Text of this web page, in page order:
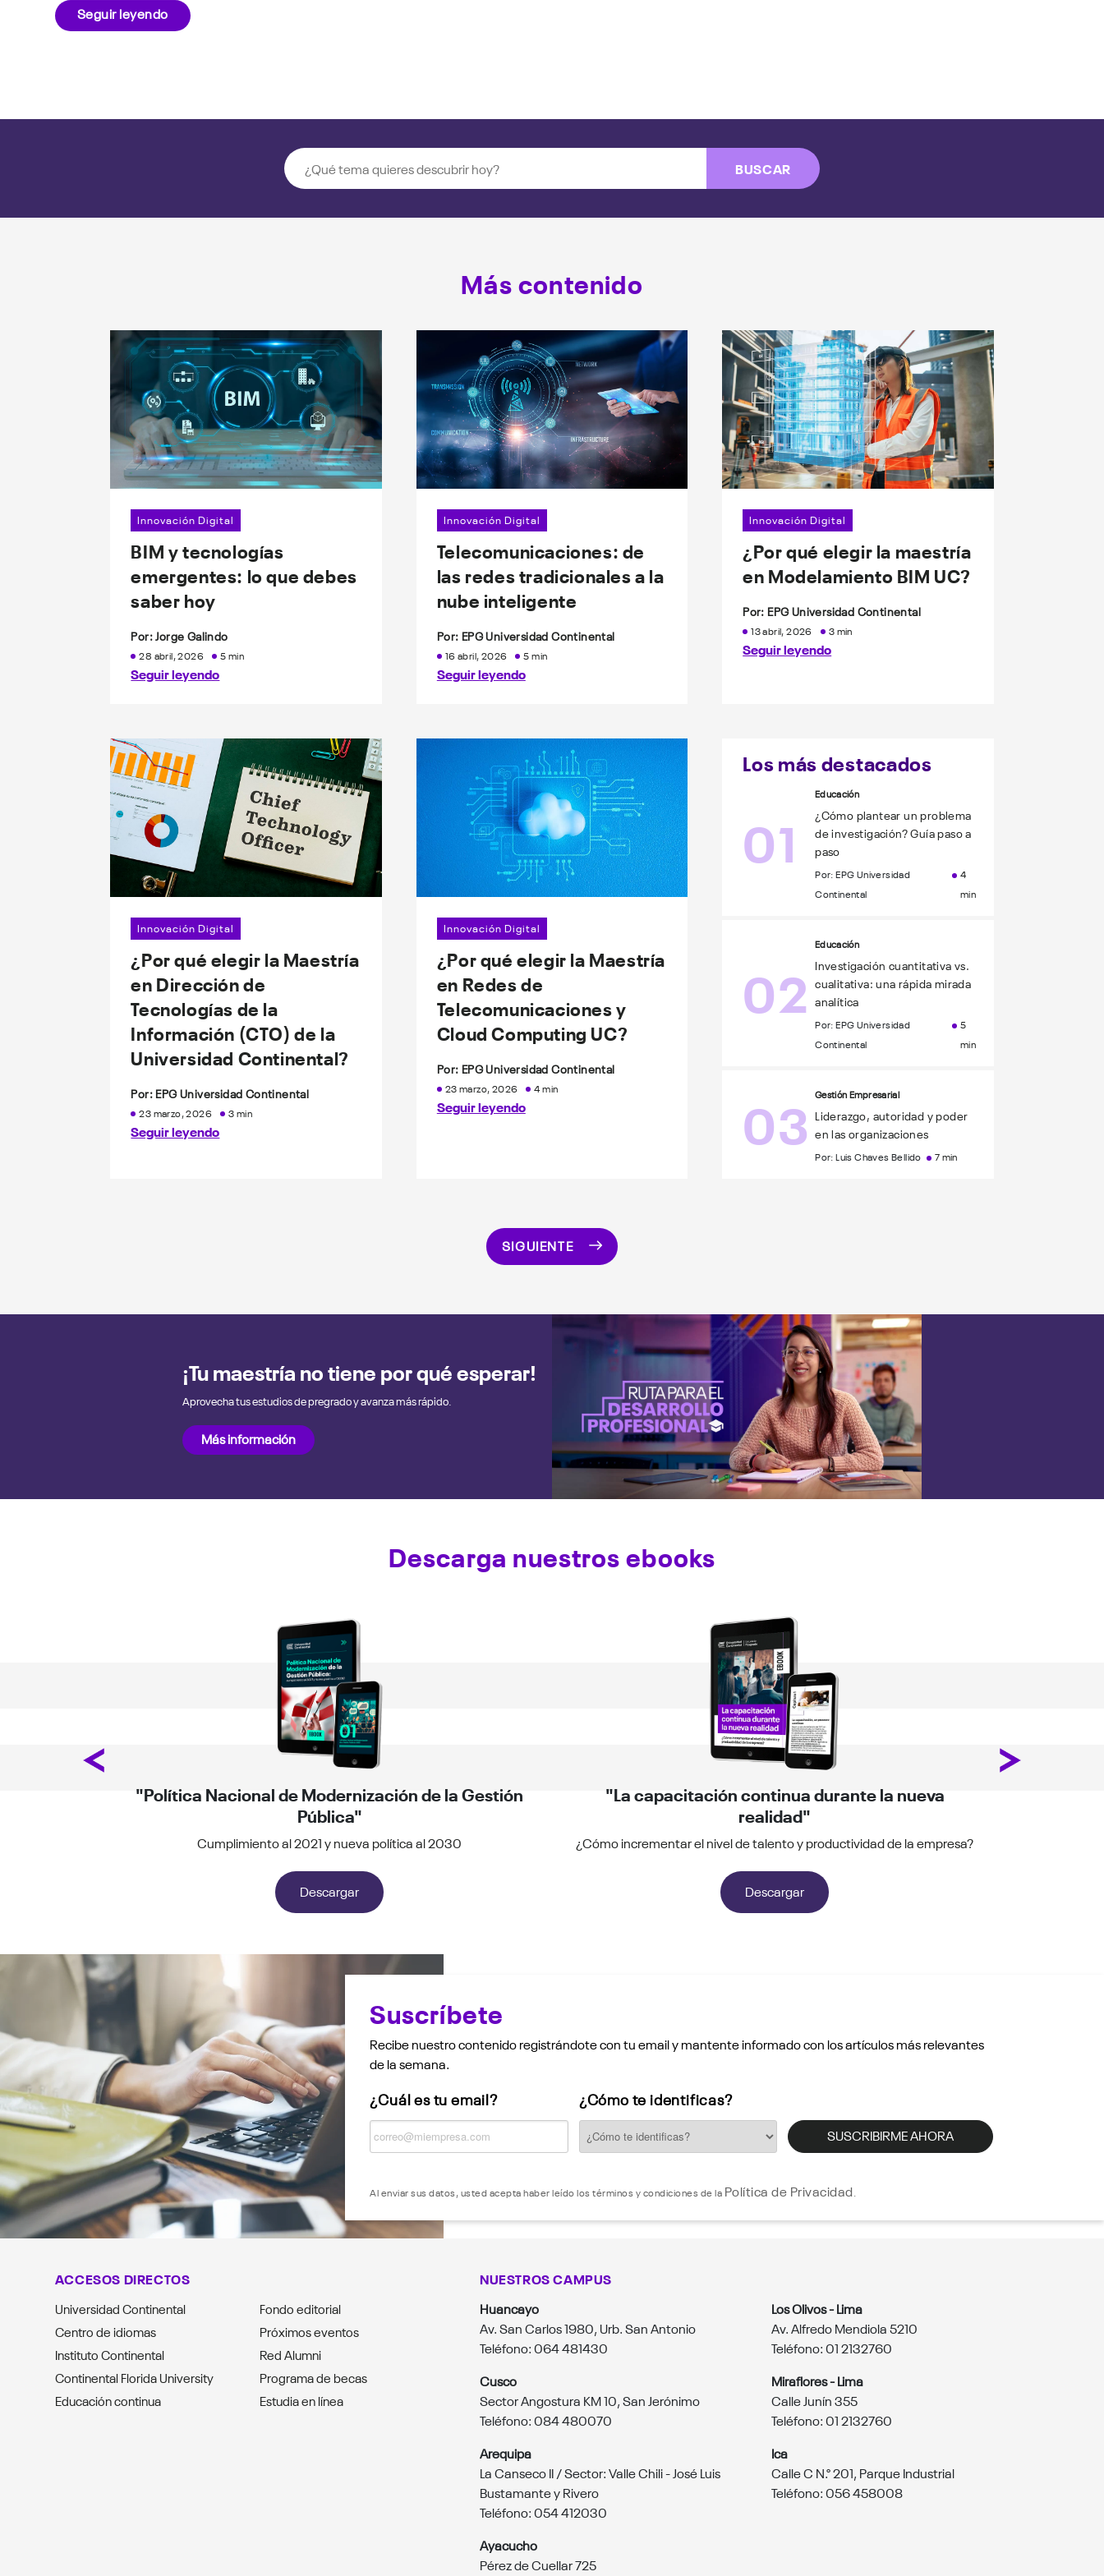
Seguir leyendo
BUSCAR
Más contenido
Innovación Digital
BIM y tecnologías
emergentes: lo que debes
saber hoy
Por: Jorge Galindo
28 abril, 2026 5 min
Seguir leyendo
Innovación Digital
Telecomunicaciones: de
las redes tradicionales a la
nube inteligente
Por: EPG Universidad Continental
16 abril, 2026 5 min
Seguir leyendo
Innovación Digital
¿Por qué elegir la maestría
en Modelamiento BIM UC?
Por: EPG Universidad Continental
13 abril, 2026 3 min
Seguir leyendo
Innovación Digital
¿Por qué elegir la Maestría
en Dirección de
Tecnologías de la
Información (CTO) de la
Universidad Continental?
Por: EPG Universidad Continental
23 marzo, 2026 3 min
Seguir leyendo
Innovación Digital
¿Por qué elegir la Maestría
en Redes de
Telecomunicaciones y
Cloud Computing UC?
Por: EPG Universidad Continental
23 marzo, 2026 4 min
Seguir leyendo
Los más destacados
01
Educación
¿Cómo plantear un problema
de investigación? Guía paso a
paso
Por: EPG Universidad
Continental
4
min
02
Educación
Investigación cuantitativa vs.
cualitativa: una rápida mirada
analítica
Por: EPG Universidad
Continental
5
min
03 Gestión Empresarial
Liderazgo, autoridad y poder
en las organizaciones
Por: Luis Chaves Bellido 7 min
SIGUIENTE
¡Tu maestría no tiene por qué esperar!
Aprovecha tus estudios de pregrado y avanza más rápido.
Más información
Descarga nuestros ebooks
Previous
"Política Nacional de Modernización de la Gestión
Pública"
Cumplimiento al 2021 y nueva política al 2030
Descargar
"La capacitación continua durante la nueva
realidad"
¿Cómo incrementar el nivel de talento y productividad de la empresa?
Descargar
Next
Suscríbete
Recibe nuestro contenido registrándote con tu email y mantente informado con los artículos más relevantes
de la semana.
¿Cuál es tu email? ¿Cómo te identificas?
Al enviar sus datos, usted acepta haber leído los términos y condiciones de la Política de Privacidad
ACCESOS DIRECTOS
Universidad Continental
Fondo editorial
Centro de idiomas
Próximos eventos
Instituto Continental
Red Alumni
Continental Florida University
Programa de becas
Educación continua
Estudia en línea
NUESTROS CAMPUS
Huancayo
Av. San Carlos 1980, Urb. San Antonio
Teléfono: 064 481430
Los Olivos - Lima
Av. Alfredo Mendiola 5210
Teléfono: 01 2132760
Cusco
Sector Angostura KM 10, San Jerónimo
Teléfono: 084 480070
Miraflores - Lima
Calle Junín 355
Teléfono: 01 2132760
Arequipa
La Canseco II / Sector: Valle Chili - José Luis
Bustamante y Rivero
Teléfono: 054 412030
Ica
Calle C N.° 201, Parque Industrial
Teléfono: 056 458008
Ayacucho
Pérez de Cuellar 725